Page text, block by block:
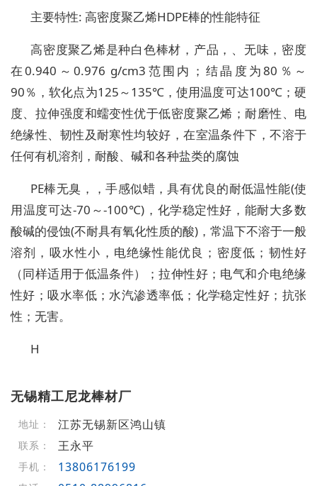
主要特性: 高密度聚乙烯HDPE棒的性能特征
高密度聚乙烯是种白色棒材，产品，、无味，密度
在0.940～0.976 g/cm3范围内；结晶度为80％～
90％，软化点为125～135℃，使用温度可达100℃；硬
度、拉伸强度和蠕变性优于低密度聚乙烯；耐磨性、电
绝缘性、韧性及耐寒性均较好，在室温条件下，不溶于
任何有机溶剂，耐酸、碱和各种盐类的腐蚀
PE棒无臭，，手感似蜡，具有优良的耐低温性能(使
用温度可达-70～-100℃)，化学稳定性好，能耐大多数
酸碱的侵蚀(不耐具有氧化性质的酸)，常温下不溶于一般
溶剂，吸水性小，电绝缘性能优良；密度低；韧性好
（同样适用于低温条件）；拉伸性好；电气和介电绝缘
性好；吸水率低；水汽渗透率低；化学稳定性好；抗张
性；无害。
H
无锡精工尼龙棒材厂
地址： 江苏无锡新区鸿山镇
联系： 王永平
手机： 13806176199